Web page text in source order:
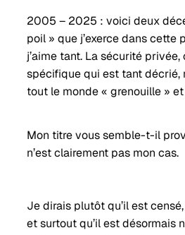
2005 – 2025 : voici deux
poil » que j’exerce dans cette
j’aime tant. La sécurité
spécifique qui est tant décrié,
tout le monde « grenouille »
Mon titre vous semble-t-il
n’est clairement pas mon cas.
Je dirais plutôt qu’il est
et surtout qu’il est désormais